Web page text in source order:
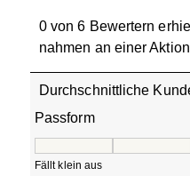
0 von 6 Bewertern
nahmen an einer Aktion
Durchschnittliche
Passform
Fällt klein aus